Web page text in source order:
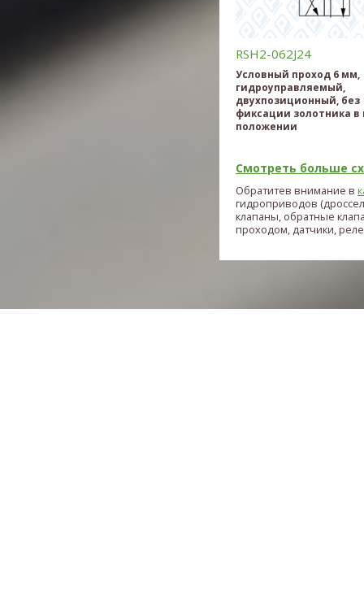
RSH2-062J24
Условный проход 6 мм,
гидроуправляемый,
двухпозиционный, без
фиксации золотника в
положении
Смотреть больше
Обратитев внимание в
гидроприводов
клапаны, обратные
проходом, датчики, реле